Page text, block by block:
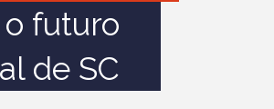
futuro
de SC